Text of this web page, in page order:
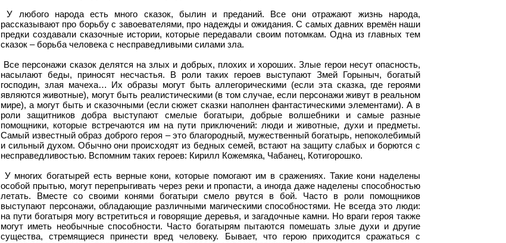
У любого народа есть много сказок, былин и преданий. Все они отражают жизнь народа,
рассказывают про борьбу с завоевателями, про надежды и ожидания. С самых давних времён наши
предки создавали сказочные истории, которые передавали своим потомкам. Одна из главных тем
сказок – борьба человека с несправедливыми силами зла.
Все персонажи сказок делятся на злых и добрых, плохих и хороших. Злые герои несут опасность,
насылают беды, приносят несчастья. В роли таких героев выступают Змей Горыныч, богатый
господин, злая мачеха… Их образы могут быть аллегорическими (если эта сказка, где героями
являются животные), могут быть реалистическими (в том случае, если персонажи живут в реальном
мире), а могут быть и сказочными (если сюжет сказки наполнен фантастическими элементами). А в
роли защитников добра выступают смелые богатыри, добрые волшебники и самые разные
помощники, которые встречаются им на пути приключений: люди и животные, духи и предметы.
Самый известный образ доброго героя – это благородный, мужественный богатырь, непоколебимый
и сильный духом. Обычно они происходят из бедных семей, встают на защиту слабых и борются с
несправедливостью. Вспомним таких героев: Кирилл Кожемяка, Чабанец, Котигорошко.
У многих богатырей есть верные кони, которые помогают им в сражениях. Такие кони наделены
особой прытью, могут перепрыгивать через реки и пропасти, а иногда даже наделены способностью
летать. Вместе со своими конями богатыри смело рвутся в бой. Часто в роли помощников
выступают персонажи, обладающие различными магическими способностями. Не всегда это люди:
на пути богатыря могу встретиться и говорящие деревья, и загадочные камни. Но враги героя также
могут иметь необычные способности. Часто богатырям пытаются помешать злые духи и другие
существа, стремящиеся принести вред человеку. Бывает, что герою приходится сражаться с